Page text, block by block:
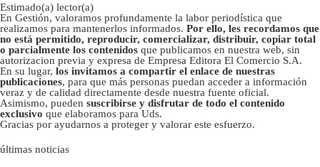
Estimado(a) lector(a)
En Gestión, valoramos profundamente la labor periodística que
realizamos para mantenerlos informados. Por ello, les recordamos que
no está permitido, reproducir, comercializar, distribuir, copiar total
o parcialmente los contenidos que publicamos en nuestra web, sin
autorizacion previa y expresa de Empresa Editora El Comercio S.A.
En su lugar, los invitamos a compartir el enlace de nuestras
publicaciones, para que más personas puedan acceder a información
veraz y de calidad directamente desde nuestra fuente oficial.
Asimismo, pueden suscribirse y disfrutar de todo el contenido
exclusivo que elaboramos para Uds.
Gracias por ayudarnos a proteger y valorar este esfuerzo.
últimas noticias